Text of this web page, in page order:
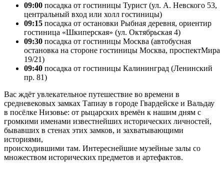
09:00 посадка от гостиницы Турист (ул. А. Невского 53,
центральный вход или холл гостиницы)
09:15 посадка от остановки Рыбная деревня, ориентир
гостиница «Шкиперская» (ул. Октябрьская 4)
09:30 посадка от гостиницы Москва (автобусная
остановка на стороне гостиницы Москва, проспектМира
19/21)
09:40 посадка от гостиницы Калининград (Ленинский
пр. 81)
Вас ждёт увлекательное путешествие во времени в
средневековых замках Тапиау в городе Гвардейске и Вальдау
в посёлке Низовье: от рыцарских времён к нашим дням с
громкими именами известнейших исторических личностей,
бывавших в стенах этих замков, и захватывающими
историями,
происходившими там. Интереснейшие музейные залы со
множеством исторических предметов и артефактов.